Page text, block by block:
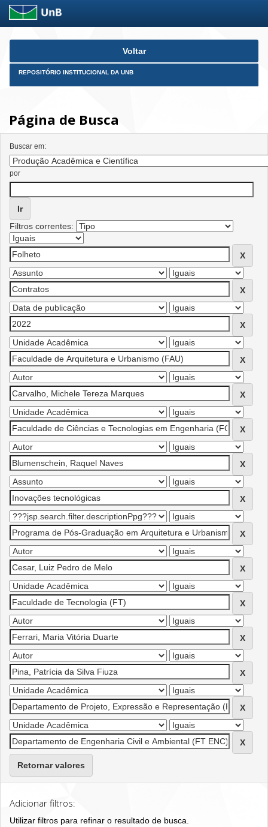
Skip
Voltar
REPOSITÓRIO INSTITUCIONAL DA UNB
Página de Busca
Buscar em:
por
Filtros correntes:
Retornar valores
Adicionar filtros:
Utilizar filtros para refinar o resultado de busca.